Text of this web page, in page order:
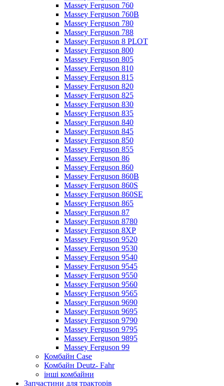
Massey Ferguson 760
Massey Ferguson 760B
Massey Ferguson 780
Massey Ferguson 788
Massey Ferguson 8 PLOT
Massey Ferguson 800
Massey Ferguson 805
Massey Ferguson 810
Massey Ferguson 815
Massey Ferguson 820
Massey Ferguson 825
Massey Ferguson 830
Massey Ferguson 835
Massey Ferguson 840
Massey Ferguson 845
Massey Ferguson 850
Massey Ferguson 855
Massey Ferguson 86
Massey Ferguson 860
Massey Ferguson 860B
Massey Ferguson 860S
Massey Ferguson 860SE
Massey Ferguson 865
Massey Ferguson 87
Massey Ferguson 8780
Massey Ferguson 8XP
Massey Ferguson 9520
Massey Ferguson 9530
Massey Ferguson 9540
Massey Ferguson 9545
Massey Ferguson 9550
Massey Ferguson 9560
Massey Ferguson 9565
Massey Ferguson 9690
Massey Ferguson 9695
Massey Ferguson 9790
Massey Ferguson 9795
Massey Ferguson 9895
Massey Ferguson 99
Комбайн Case
Комбайн Deutz- Fahr
інші комбайни
Запчастини для тракторів